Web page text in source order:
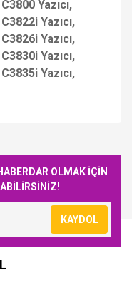
Yazıcı,
Yazıcı,
Yazıcı,
Yazıcı,
Yazıcı,
C3300i Yazıcı (C-
OLMAK İÇİN
KAYDOL